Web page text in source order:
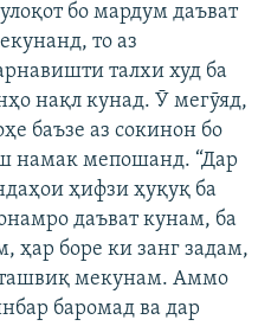
бо мардум даъват
то аз
талхи худ ба
нақл кунад. Ӯ мегӯяд,
баъзе аз сокинон бо
намак мепошанд. “Дар
ҳифзи ҳуқуқ ба
даъват кунам, ба
ҳар боре ки занг задам,
ташвиқ мекунам. Аммо
баромад ва дар